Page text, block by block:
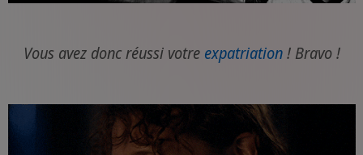
Vous avez donc réussi votre expatriation! Bravo !